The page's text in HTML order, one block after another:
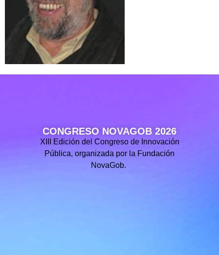
CONGRESO NOVAGOB 2026
XIII Edición del Congreso de Innovación
Pública, organizada por la Fundación
NovaGob.